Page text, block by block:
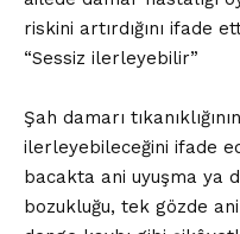
riskini artırdığını ifade
“Sessiz ilerleyebilir”
Şah damarı
ilerleyebileceğini ifade
bacakta ani uyuşma ya
bozukluğu, tek gözde